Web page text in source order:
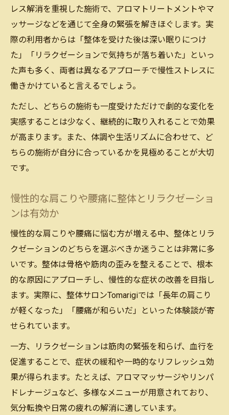
レス解消を重視した施術で、アロマトリートメントやマ
ッサージなどを通じて全身の緊張を解きほぐします。実
際の利用者からは「整体を受けた後は深い眠りにつけ
た」「リラクゼーションで気持ちが落ち着いた」といっ
た声も多く、両者は異なるアプローチで慢性ストレスに
働きかけていると言えるでしょう。
ただし、どちらの施術も一度受けただけで劇的な変化を
実感することは少なく、継続的に取り入れることで効果
が高まります。また、体調や生活リズムに合わせて、ど
ちらの施術が自分に合っているかを見極めることが大切
です。
慢性的な肩こりや腰痛に整体とリラクゼーショ
ンは有効か
慢性的な肩こりや腰痛に悩む方が増える中、整体とリラ
クゼーションのどちらを選ぶべきか迷うことは非常に多
いです。整体は骨格や筋肉の歪みを整えることで、根本
的な原因にアプローチし、慢性的な症状の改善を目指し
ます。実際に、整体サロンTomarigiでは「長年の肩こり
が軽くなった」「腰痛が和らいだ」といった体験談が寄
せられています。
一方、リラクゼーションは筋肉の緊張を和らげ、血行を
促進することで、症状の緩和や一時的なリフレッシュ効
果が得られます。たとえば、アロママッサージやリンパ
ドレナージュなど、多様なメニューが用意されており、
気分転換や日常の疲れの解消に適しています。